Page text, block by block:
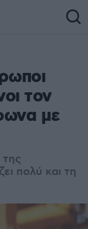
τον
με
πολύ και τη